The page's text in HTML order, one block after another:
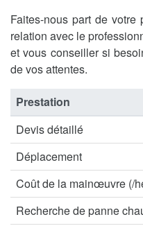
Faites-nous part de
relation avec le
et vous conseiller si
de vos attentes.
Prestation
Devis détaillé
Déplacement
Coût de la mainœuvre (/
Recherche de panne